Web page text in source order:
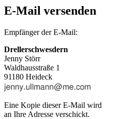
E-Mail versenden
Empfänger der E-Mail:
Drellerschwesdern
Jenny Störr
Waldhausstraße 1
91180 Heideck
Eine Kopie dieser E-Mail wird
an Ihre Adresse verschickt.